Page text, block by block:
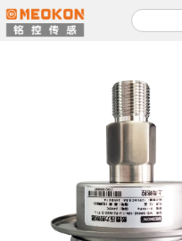
首页
新闻故事